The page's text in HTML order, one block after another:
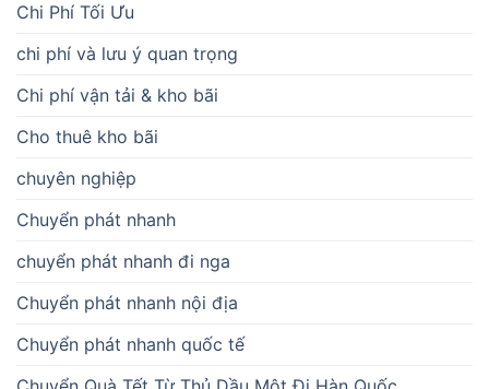
Chi Phí Tối Ưu
chi phí và lưu ý quan trọng
Chi phí vận tải & kho bãi
Cho thuê kho bãi
chuyên nghiệp
Chuyển phát nhanh
chuyển phát nhanh đi nga
Chuyển phát nhanh nội địa
Chuyển phát nhanh quốc tế